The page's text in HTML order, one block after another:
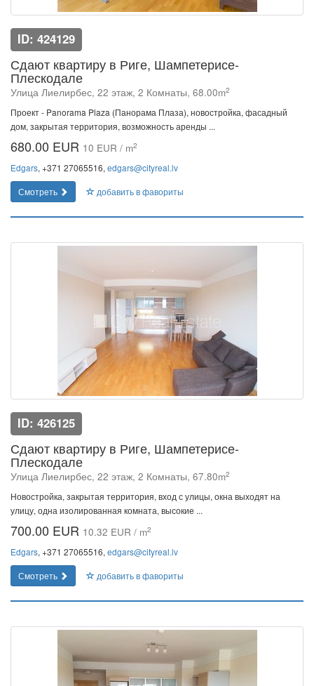
ID: 424129
Сдают квартиру в Риге, Шампетерисе-
Плескодале
Улица Лиелирбес, 22 этаж, 2 Комнаты, 68.00m2
Проект - Panorama Plaza (Панорама Плаза), новостройка, фасадный
дом, закрытая территория, возможность аренды ...
680.00 EUR 10 EUR / m2
Edgars, +371 27065516, edgars@cityreal.lv
Смотреть
добавить в фавориты
ID: 426125
Сдают квартиру в Риге, Шампетерисе-
Плескодале
Улица Лиелирбес, 22 этаж, 2 Комнаты, 67.80m2
Новостройка, закрытая территория, вход с улицы, окна выходят на
улицу, одна изолированная комната, высокие ...
700.00 EUR 10.32 EUR / m2
Edgars, +371 27065516, edgars@cityreal.lv
Смотреть
добавить в фавориты